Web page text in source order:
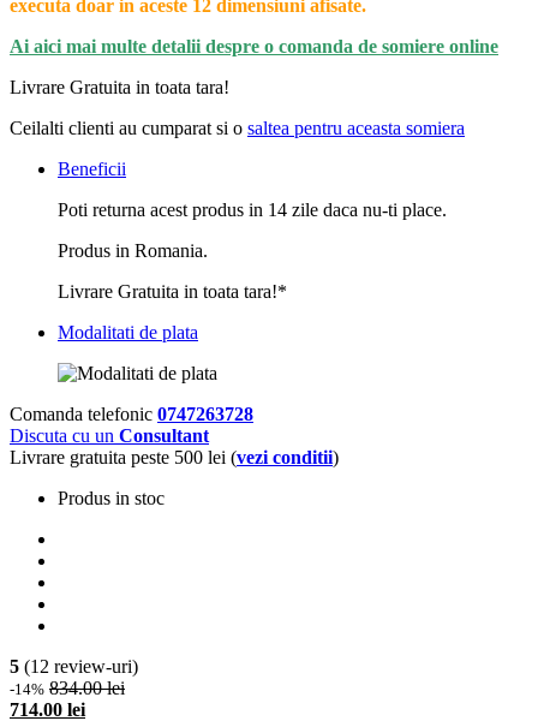
executa doar in aceste 12 dimensiuni afisate.
Ai aici mai multe detalii despre o comanda de somiere online
Livrare Gratuita in toata tara!
Ceilalti clienti au cumparat si o saltea pentru aceasta somiera
Beneficii
Poti returna acest produs in 14 zile daca nu-ti place.
Produs in Romania.
Livrare Gratuita in toata tara!*
Modalitati de plata
Comanda telefonic 0747263728
Discuta cu un Consultant
Livrare gratuita peste 500 lei (vezi conditii)
Produs in stoc
5 (12 review-uri)
-14% 834.00 lei
714.00 lei